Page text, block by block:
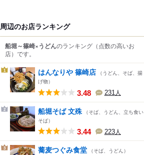
周辺のお店ランキング
船堀～篠崎×うどんのランキング （点数の高いお
店） です。
1 はんなりや 篠崎店 （うどん、そば、揚
げ物）
3.48 231人
2 船堀そば 文殊 （そば、うどん、立ち食い
そば）
3.44 223人
3 蕎麦つぐみ食堂 （そば、うどん）